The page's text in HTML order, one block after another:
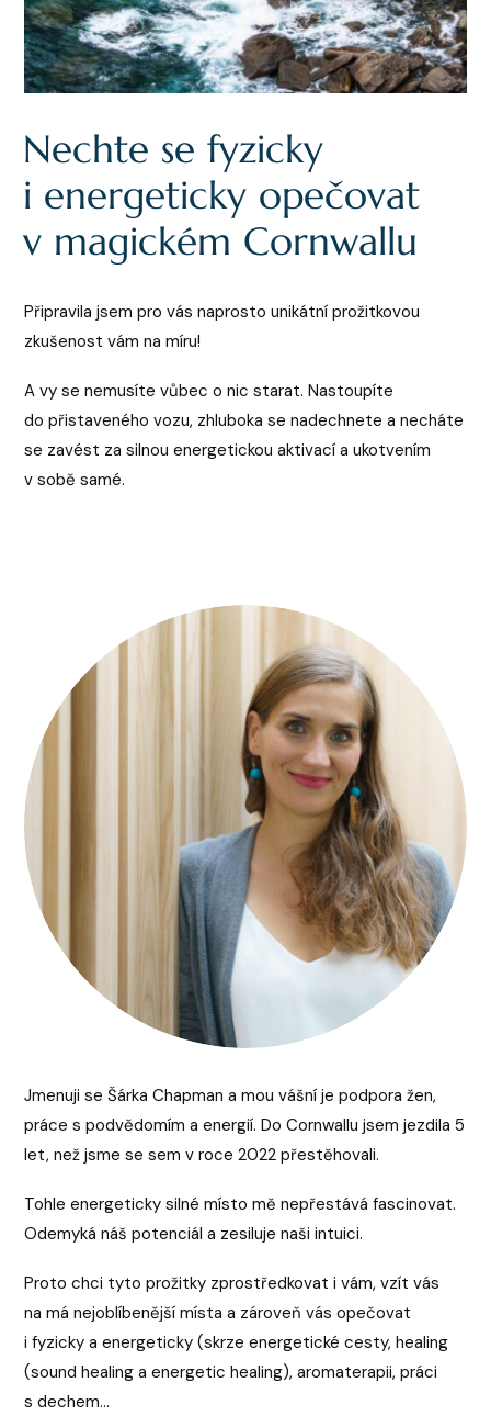
Nechte se fyzicky
i energeticky opečovat
v magickém Cornwallu
Připravila jsem pro vás naprosto unikátní prožitkovou
zkušenost vám na míru!
A vy se nemusíte vůbec o nic starat. Nastoupíte
do přistaveného vozu, zhluboka se nadechnete a necháte
se zavést za silnou energetickou aktivací a ukotvením
v sobě samé.
Jmenuji se Šárka Chapman a mou vášní je podpora žen,
práce s podvědomím a energií. Do Cornwallu jsem jezdila 5
let, než jsme se sem v roce 2022 přestěhovali.
Tohle energeticky silné místo mě nepřestává fascinovat.
Odemyká náš potenciál a zesiluje naši intuici.
Proto chci tyto prožitky zprostředkovat i vám, vzít vás
na má nejoblíbenější místa a zároveň vás opečovat
i fyzicky a energeticky (skrze energetické cesty, healing
(sound healing a energetic healing), aromaterapii, práci
s dechem...